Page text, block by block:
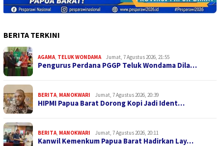
BERITA TERKINI
AGAMA TELUK WONDAMA Jumat, 7 Agustus 2026, 21:55
Pengurus Perdana PGGP Teluk Wondama Dila…
BERITA MANOKWARI Jumat, 7 Agustus 2026, 20:39
HIPMI Papua Barat Dorong Kopi Jadi Ident…
BERITA MANOKWARI Jumat, 7 Agustus 2026, 20:11
Kanwil Kemenkum Papua Barat Hadirkan Lay…